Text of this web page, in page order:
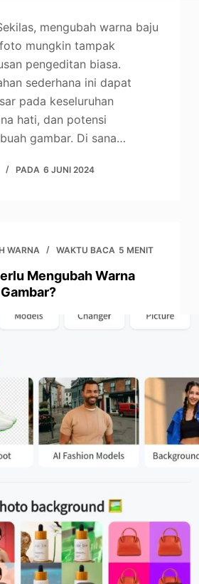
mengubah warna baju
mungkin tampak
pengeditan biasa.
sederhana ini dapat
pada keseluruhan
hati, dan potensi
gambar. Di sana…
PADA 6 JUNI 2024
WARNA WAKTU BACA 5 MENIT
Mengubah Warna